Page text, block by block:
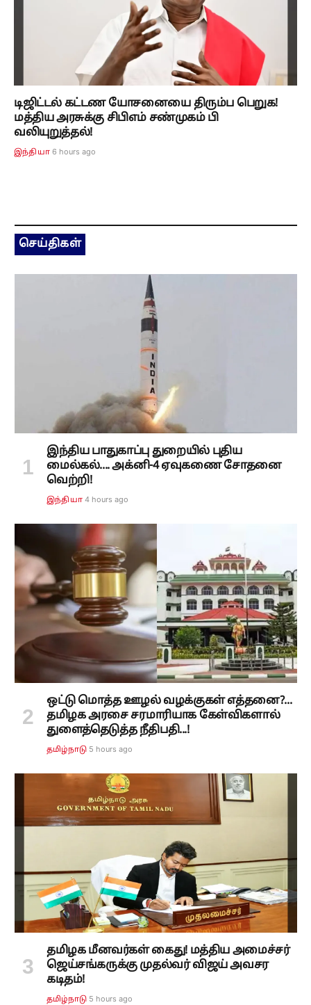
டிஜிட்டல் கட்டண யோசனையை திரும்ப பெறுக!
மத்திய அரசுக்கு சிபிஎம் சண்முகம் பி
வலியுறுத்தல்!
இந்தியா 6 hours ago
செய்திகள்
இந்திய பாதுகாப்பு துறையில் புதிய
மைல்கல்.... அக்னி-4 ஏவுகணை சோதனை
வெற்றி!
இந்தியா 4 hours ago
ஒட்டு மொத்த ஊழல் வழக்குகள் எத்தனை?...
தமிழக அரசை சரமாரியாக கேள்விகளால்
துளைத்தெடுத்த நீதிபதி...!
தமிழ்நாடு 5 hours ago
தமிழக மீனவர்கள் கைது! மத்திய அமைச்சர்
ஜெய்சங்கருக்கு முதல்வர் விஜய் அவசர
கடிதம்!
தமிழ்நாடு 5 hours ago